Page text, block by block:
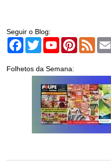
Seguir o Blog:
Facebook
TwitterYouTubePinterest
Feed
Folhetos da Semana: